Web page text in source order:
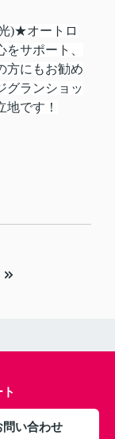
)★オートロ
サポート、
方にもお勧め
グランショッ
です！
問い合わせ